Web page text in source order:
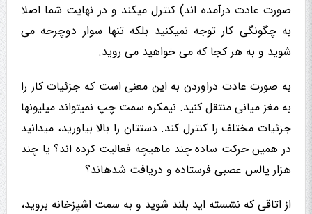
صورت عادت درآمده اند) کنترل میکند و در نهایت شما اصلا
به چگونگی کار توجه نمیکنید بلکه تنها سوار دوچرخه می
شوید و به هر کجا که می خواهید می روید.
به صورت عادت دراوردن به این معنی است که جزئیات کار را
به مغز میانی منتقل کنید. نیمکره سمت چپ نمیتواند میلیونها
جزئیات مختلف را کنترل کند. دستتان را بالا بیاورید، میدانید
در همین حرکت ساده چند ماهیچه فعالیت کرده اند؟ یا چند
هزار پالس عصبی فرستاده و دریافت شدهاند؟
از اتاقی که نشسته اید بلند شوید و به سمت اشپزخانه بروید،